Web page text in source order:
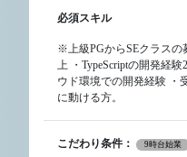
必須スキル
※上級PGからSEクラスの
上 ・TypeScriptの開発経
ウド環境での開発経験 ・
に動ける方。
こだわり条件： 9時台始業